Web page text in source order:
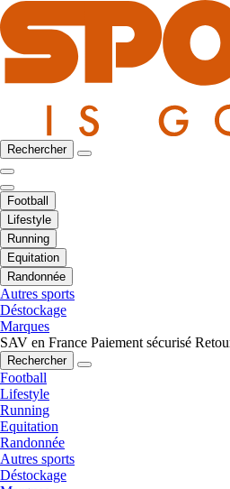
Rechercher
Football
Lifestyle
Running
Equitation
Randonnée
Autres sports
Déstockage
Marques
SAV en France Paiement sécurisé
Rechercher
Football
Lifestyle
Running
Equitation
Randonnée
Autres sports
Déstockage